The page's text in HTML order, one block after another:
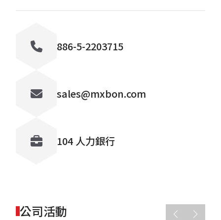
886-5-2203715
sales@mxbon.com
104 人力銀行
公司活動